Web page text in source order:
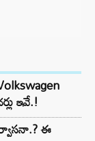
ఇవే.!
ఈ